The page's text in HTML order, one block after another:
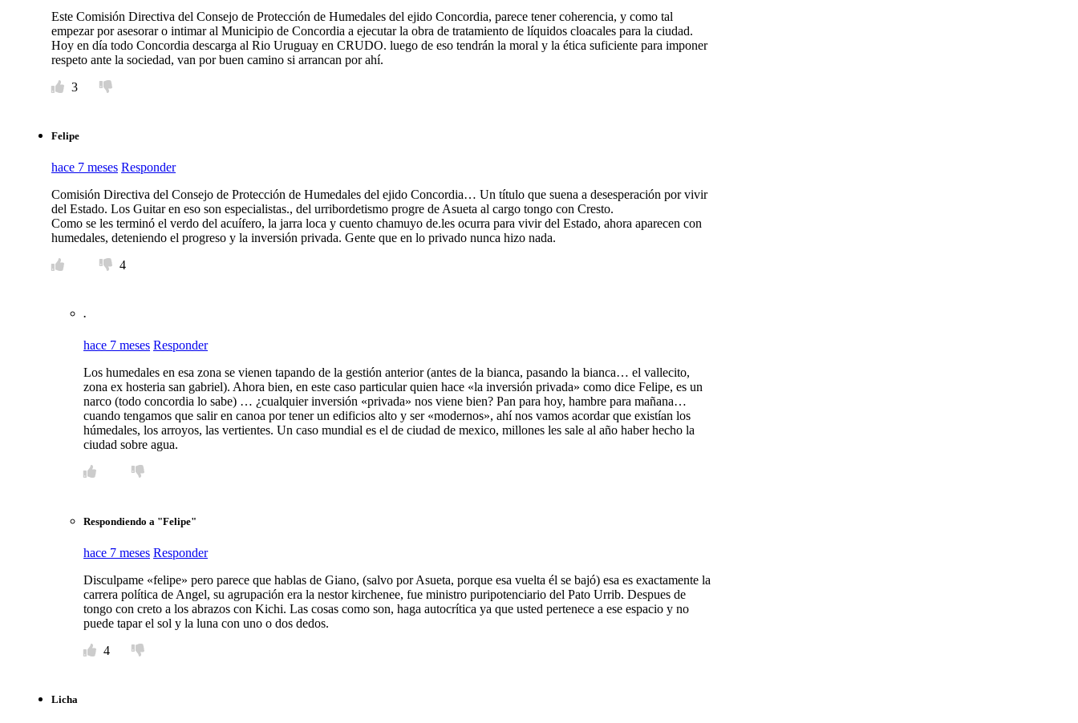
Este Comisión Directiva del Consejo de Protección de Humedales del ejido Concordia, parece tener coherencia, y como tal
empezar por asesorar o intimar al Municipio de Concordia a ejecutar la obra de tratamiento de líquidos cloacales para la ciudad.
Hoy en día todo Concordia descarga al Rio Uruguay en CRUDO. luego de eso tendrán la moral y la ética suficiente para imponer
respeto ante la sociedad, van por buen camino si arrancan por ahí.
3
Felipe
hace 7 meses Responder
Comisión Directiva del Consejo de Protección de Humedales del ejido Concordia… Un título que suena a desesperación por vivir
del Estado. Los Guitar en eso son especialistas., del urribordetismo progre de Asueta al cargo tongo con Cresto.
Como se les terminó el verdo del acuífero, la jarra loca y cuento chamuyo de.les ocurra para vivir del Estado, ahora aparecen con
humedales, deteniendo el progreso y la inversión privada. Gente que en lo privado nunca hizo nada.
4
.
hace 7 meses Responder
Los humedales en esa zona se vienen tapando de la gestión anterior (antes de la bianca, pasando la bianca… el vallecito,
zona ex hosteria san gabriel). Ahora bien, en este caso particular quien hace «la inversión privada» como dice Felipe, es un
narco (todo concordia lo sabe) … ¿cualquier inversión «privada» nos viene bien? Pan para hoy, hambre para mañana…
cuando tengamos que salir en canoa por tener un edificios alto y ser «modernos», ahí nos vamos acordar que existían los
húmedales, los arroyos, las vertientes. Un caso mundial es el de ciudad de mexico, millones les sale al año haber hecho la
ciudad sobre agua.
Respondiendo a "Felipe"
hace 7 meses Responder
Disculpame «felipe» pero parece que hablas de Giano, (salvo por Asueta, porque esa vuelta él se bajó) esa es exactamente la
carrera política de Angel, su agrupación era la nestor kirchenee, fue ministro puripotenciario del Pato Urrib. Despues de
tongo con creto a los abrazos con Kichi. Las cosas como son, haga autocrítica ya que usted pertenece a ese espacio y no
puede tapar el sol y la luna con uno o dos dedos.
4
Licha